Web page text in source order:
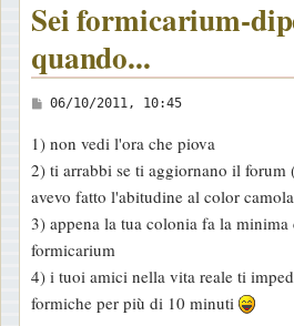
Sei formicarium-
quando...
M
s
s
a
g
g
i
o
06/10/2011, 10:45
1) non vedi l'ora che piova
2) ti arrabbi se ti aggiornano il forum
avevo fatto l'abitudine al color
3) appena la tua colonia fa la minima
formicarium
4) i tuoi amici nella vita reale ti
formiche per più di 10 minuti